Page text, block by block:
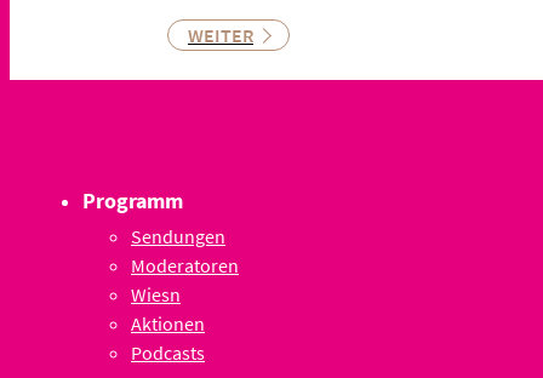
WEITER
Programm
Sendungen
Moderatoren
Wiesn
Aktionen
Podcasts